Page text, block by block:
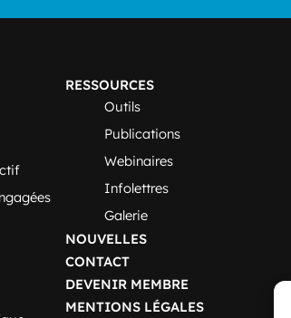
RESSOURCES
Outils
Publications
Webinaires
Infolettres
Galerie
NOUVELLES
CONTACT
DEVENIR MEMBRE
MENTIONS LÉGALES